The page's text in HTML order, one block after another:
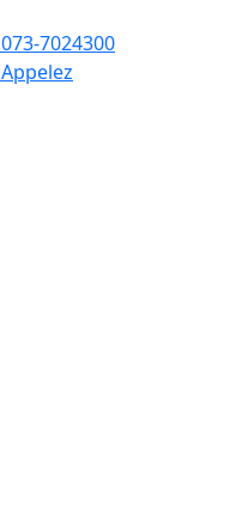
073-7024300
Appelez